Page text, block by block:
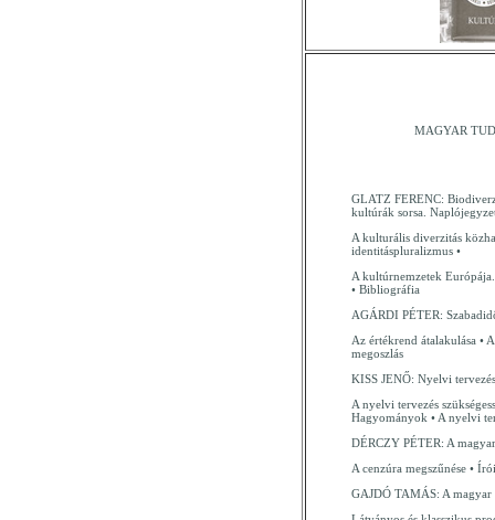
MAGYAR
GLATZ FERENC:
kultúrák sorsa.
A kulturális diverzitás
identitáspluralizmus •
A kultúrnemzetek
• Bibliográfia
AGÁRDI PÉTER:
Az értékrend átalakulása •
megoszlás
KISS JENŐ: Nyelvi
A nyelvi tervezés
Hagyományok • A nyelvi
DÉRCZY PÉTER: A
A cenzúra megszűnése •
GAJDÓ TAMÁS: A magyar